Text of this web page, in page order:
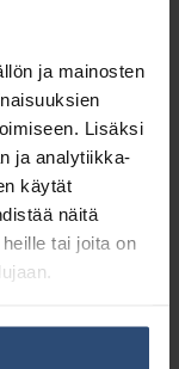
ja mainosten
Lisäksi
ja analytiikka-
käytät
näitä
tai joita on